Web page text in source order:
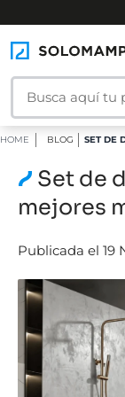
HOME BLOG SET DE
Set de
mejores
Publicada el 19